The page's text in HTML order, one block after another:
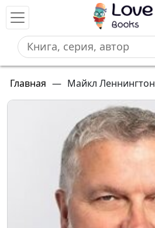
Главная — Майкл Леннингтон